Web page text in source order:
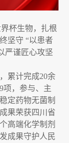
杯生物，扎根
坚守 “以患者
严谨匠心攻坚
累计完成20余
9项，参与、主
定药物无菌制
果荣获四川省
个高端化学制剂
成果守护人民